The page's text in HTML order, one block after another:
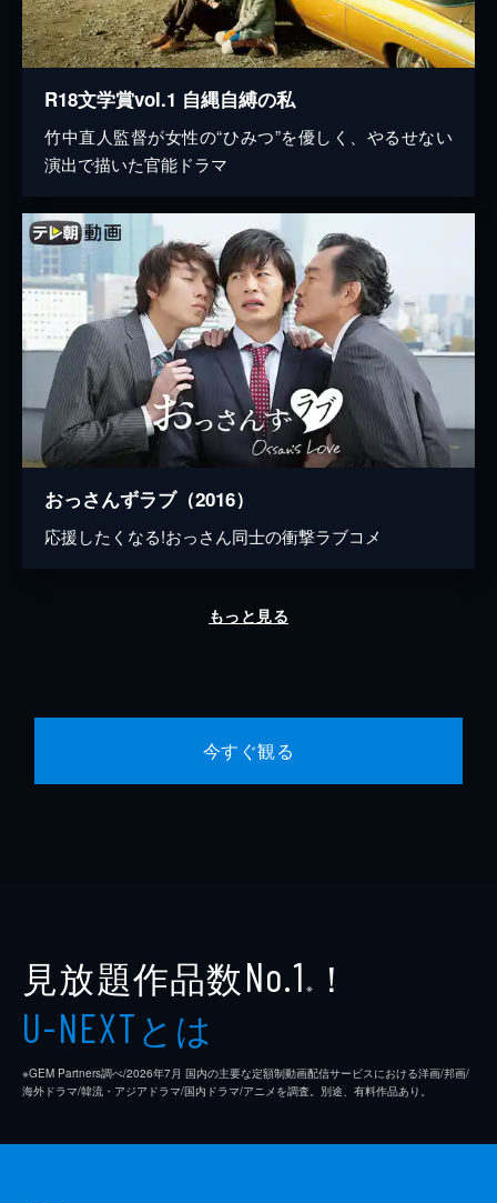
R18文学賞vol.1 自縄自縛の私
竹中直人監督が女性の“ひみつ”を優しく、やるせない
演出で描いた官能ドラマ
おっさんずラブ（2016）
応援したくなる!おっさん同士の衝撃ラブコメ
もっと見る
今すぐ観る
見放題作品数No.1 ※ ！
U-NEXTとは
※GEM Partners調べ/2026年7⽉ 国内の主要な定額制動画配信サービスにおける洋画/邦画/
海外ドラマ/韓流・アジアドラマ/国内ドラマ/アニメを調査。別途、有料作品あり。